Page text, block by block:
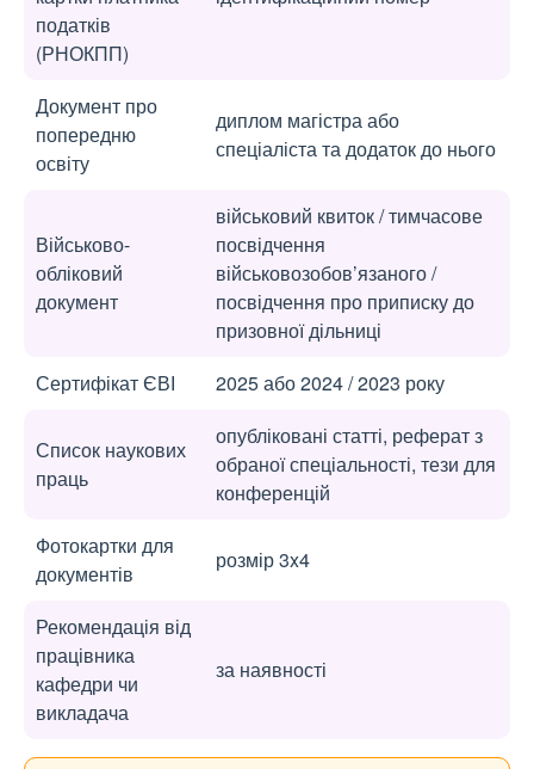
податків
(РНОКПП)
Документ про
попередню
освіту
диплом магістра або
спеціаліста та додаток до нього
Військово-
обліковий
документ
військовий квиток / тимчасове
посвідчення
військовозобов’язаного /
посвідчення про приписку до
призовної дільниці
Сертифікат ЄВІ
2025 або 2024 / 2023 року
Список наукових
праць
опубліковані статті, реферат з
обраної спеціальності, тези для
конференцій
Фотокартки для
документів
розмір 3x4
Рекомендація від
працівника
кафедри чи
викладача
за наявності